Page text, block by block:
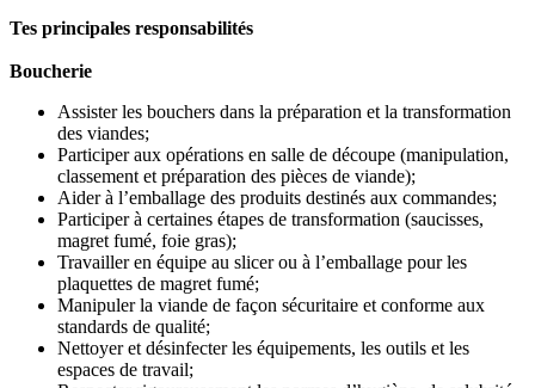
Tes principales responsabilités
Boucherie
Assister les bouchers dans la préparation et la transformation
des viandes;
Participer aux opérations en salle de découpe (manipulation,
classement et préparation des pièces de viande);
Aider à l’emballage des produits destinés aux commandes;
Participer à certaines étapes de transformation (saucisses,
magret fumé, foie gras);
Travailler en équipe au slicer ou à l’emballage pour les
plaquettes de magret fumé;
Manipuler la viande de façon sécuritaire et conforme aux
standards de qualité;
Nettoyer et désinfecter les équipements, les outils et les
espaces de travail;